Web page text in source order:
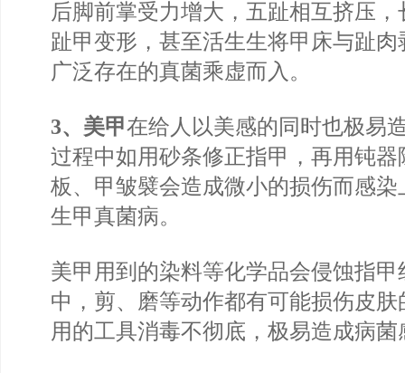
后脚前掌受力增大，五趾相互挤压
趾甲变形，甚至活生生将甲床与趾
广泛存在的真菌乘虚而入。
3、美甲在给人以美感的同时也极易
过程中如用砂条修正指甲，再用钝
板、甲皱襞会造成微小的损伤而感
生甲真菌病。
美甲用到的染料等化学品会侵蚀指
中，剪、磨等动作都有可能损伤皮
用的工具消毒不彻底，极易造成病菌